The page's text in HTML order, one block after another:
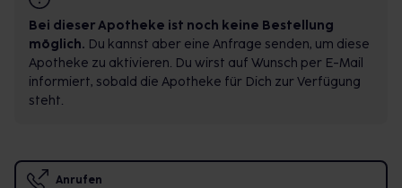
Bei dieser Apotheke ist noch keine Bestellung
möglich. Du kannst aber eine Anfrage senden, um diese
Apotheke zu aktivieren. Du wirst auf Wunsch per E-Mail
informiert, sobald die Apotheke für Dich zur Verfügung
steht.
Anrufen